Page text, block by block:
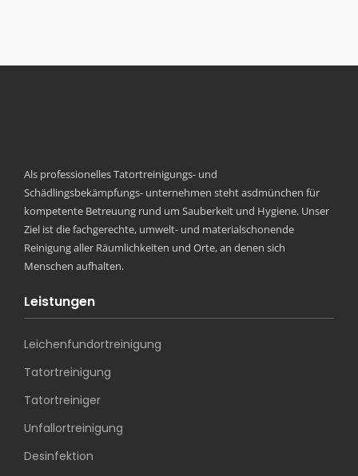
Als professionelles Tatortreinigungs- und
Schädlingsbekämpfungs- unternehmen steht asdmünchen für
kompetente Betreuung rund um Sauberkeit und Hygiene. Unser
Ziel ist die fachgerechte, umwelt- und materialschonende
Reinigung aller Räumlichkeiten und Orte, an denen sich
Menschen aufhalten.
Leistungen
Leichenfundortreinigung
Tatortreinigung
Tatortreiniger
Unfallortreinigung
Desinfektion